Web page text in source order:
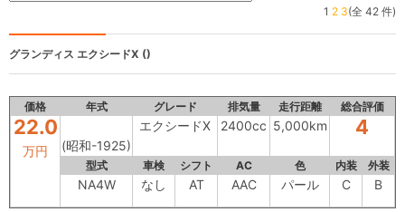
1 2 3(全 42 件)
グランディス エクシードX ()
価格 年式 グレード 排気量 走行距離 総合評価
22.0
万円 (昭和-1925)
エクシードX 2400cc 5,000km 4
型式 車検 シフト AC 色 内装 外装
NA4W なし AT AAC パール C B